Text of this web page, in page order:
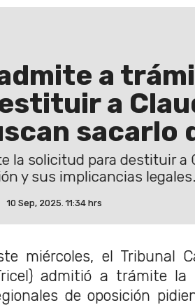
a
a
sacarlo
la solicitud para destituir a
y sus implicancias legales.
10 Sep, 2025. 11:34 hrs
miércoles, el Tribunal
admitió a trámite la
de oposición